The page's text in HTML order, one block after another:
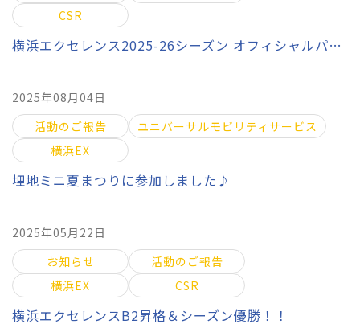
CSR
横浜エクセレンス2025-26シーズン オフィシャルパートナー契約締結のお知らせ
2025年08月04日
活動のご報告
ユニバーサルモビリティサービス
横浜EX
埋地ミニ夏まつりに参加しました♪
2025年05月22日
お知らせ
活動のご報告
横浜EX
CSR
横浜エクセレンスB2昇格＆シーズン優勝！！